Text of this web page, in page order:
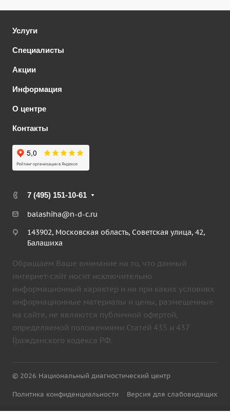
Услуги
Специалисты
Акции
Информация
О центре
Контакты
7 (495) 151-10-61
balashiha@n-d-c.ru
143902, Московская область, Советская улица, 42,
Балашиха
Обращаем Ваше внимание на то, что данный
интернет-сайт носит исключительно
информационный характер и ни при каких условиях
информационные материалы и цены, размещенные
на сайте, не являются публичной офертой,
определяемой положениями Статей 435 и 437
Гражданского кодекса РФ.
© 2026 Национальный диагностический центр
Политика конфиденциальности Версия для слабовидящих